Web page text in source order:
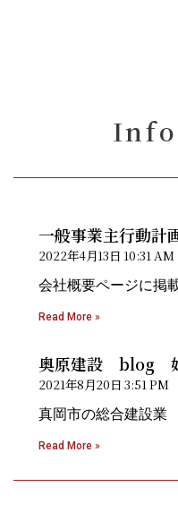
一般事業主行動計
2022年4月13日 10:31 AM
会社概要ページに掲
Read More »
奥原建設 blog
2021年8月20日 3:51 PM
真岡市の総合建設業
Read More »